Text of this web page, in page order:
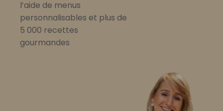
l’aide de menus
personnalisables et plus de
5 000 recettes
gourmandes